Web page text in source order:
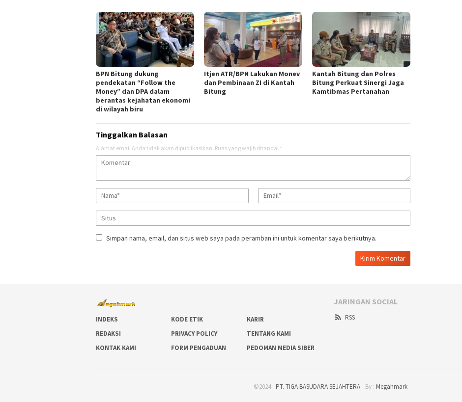
BPN Bitung dukung
pendekatan “Follow the
Money” dan DPA dalam
berantas kejahatan ekonomi
di wilayah biru
Itjen ATR/BPN Lakukan Monev
dan Pembinaan ZI di Kantah
Bitung
Kantah Bitung dan Polres
Bitung Perkuat Sinergi Jaga
Kamtibmas Pertanahan
Tinggalkan Balasan
Alamat email Anda tidak akan dipublikasikan. Ruas yang wajib ditandai *
Simpan nama, email, dan situs web saya pada peramban ini untuk komentar saya berikutnya.
INDEKS KODE ETIK
KARIR
REDAKSI
PRIVACY POLICY
TENTANG KAMI
KONTAK KAMI
FORM PENGADUAN PEDOMAN MEDIA SIBER
JARINGAN SOCIAL
RSS
©2024 - PT. TIGA BASUDARA SEJAHTERA- By : Megahmark